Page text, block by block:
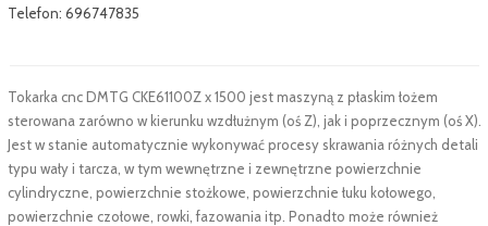
Telefon: 696747835
Tokarka cnc DMTG CKE61100Z x 1500 jest maszyną z płaskim łożem
sterowana zarówno w kierunku wzdłużnym (oś Z), jak i poprzecznym (oś X).
Jest w stanie automatycznie wykonywać procesy skrawania różnych detali
typu wały i tarcza, w tym wewnętrzne i zewnętrzne powierzchnie
cylindryczne, powierzchnie stożkowe, powierzchnie łuku kołowego,
powierzchnie czołowe, rowki, fazowania itp. Ponadto może również